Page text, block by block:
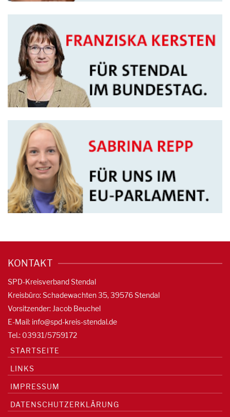
KONTAKT
SPD-Kreisverband Stendal
Kreisbüro: Schadewachten 35, 39576 Stendal
Vorsitzender: Jacob Beuchel
E-Mail: info@spd-kreis-stendal.de
Tel.: 03931/5759172
STARTSEITE
LINKS
IMPRESSUM
DATENSCHUTZERKLÄRUNG